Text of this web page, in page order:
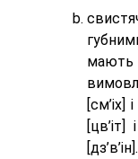
мають
[см’іх]
[цв’іт]
[дз’в’iн].